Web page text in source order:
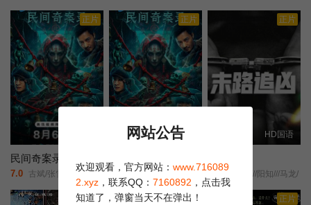
此时老邓遇到了一个游荡的少年，并好心地让他在家里借住。可是
事件并没有平息，而是愈演愈烈，两兄弟终于发现一切事件的发生
都与几十年前母亲在三线建设中发生的事有密切关系……
正片
民间奇案录2
7.0 古斌/张雪菡/盛少/
正片
更新HD
9.0 古斌/张雪菡/盛少/
正片
HD国语
1.0 赵廷义///阳知///马龙/
正片 正片 正片
网站公告
欢迎观看，官方网站： www.716089
2.xyz ，联系QQ： 7160892 ，点击我
知道了，弹窗当天不在弹出！